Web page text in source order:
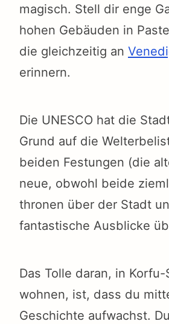
magisch. Stell dir enge
hohen Gebäuden in
die gleichzeitig an
erinnern.
Die UNESCO hat die
Grund auf die
beiden Festungen (die
neue, obwohl beide
thronen über der Stadt
fantastische Ausblicke
Das Tolle daran, in
wohnen, ist, dass du
Geschichte aufwachst.